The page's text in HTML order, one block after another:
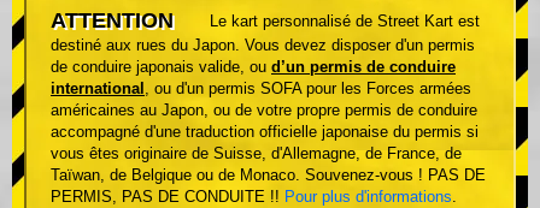
ATTENTION
Le kart personnalisé de Street Kart est
destiné aux rues du Japon. Vous devez disposer d'un permis
de conduire japonais valide, ou d’un permis de conduire
international , ou d'un permis SOFA pour les Forces armées
américaines au Japon, ou de votre propre permis de conduire
accompagné d'une traduction officielle japonaise du permis si
vous êtes originaire de Suisse, d'Allemagne, de France, de
Taïwan, de Belgique ou de Monaco. Souvenez-vous ! PAS DE
PERMIS, PAS DE CONDUITE !! Pour plus d'informations.